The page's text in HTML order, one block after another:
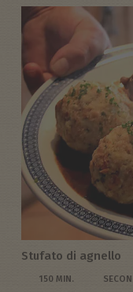
Stufato di agnello
150 MIN.